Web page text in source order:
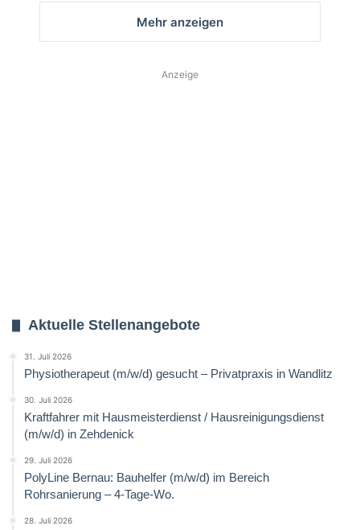
Mehr anzeigen
Anzeige
Aktuelle Stellenangebote
31. Juli 2026
Physiotherapeut (m/w/d) gesucht – Privatpraxis in Wandlitz
30. Juli 2026
Kraftfahrer mit Hausmeisterdienst / Hausreinigungsdienst
(m/w/d) in Zehdenick
29. Juli 2026
PolyLine Bernau: Bauhelfer (m/w/d) im Bereich
Rohrsanierung – 4-Tage-Wo.
28. Juli 2026